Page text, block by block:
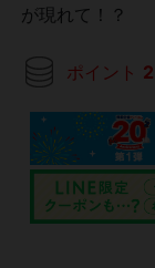
が現れて！？
ポイント 2